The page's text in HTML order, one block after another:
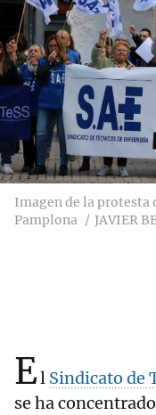
Imagen de la protesta
Pamplona
JAVIER
El Sindicato de
se ha